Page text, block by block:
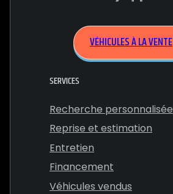
VÉHICULES À LA VENTE
SERVICES
Recherche personnalisée
Reprise et estimation
Entretien
Financement
Véhicules vendus